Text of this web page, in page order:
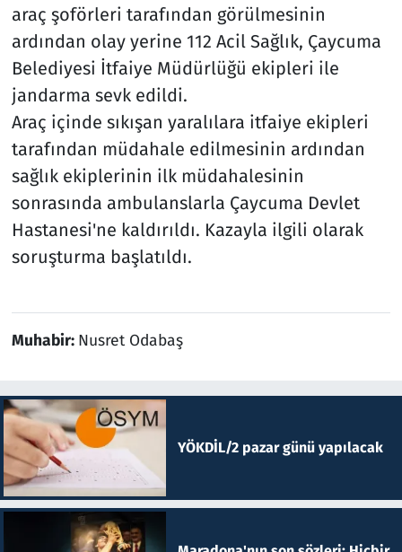
araç şoförleri tarafından görülmesinin
ardından olay yerine 112 Acil Sağlık, Çaycuma
Belediyesi İtfaiye Müdürlüğü ekipleri ile
jandarma sevk edildi.
Araç içinde sıkışan yaralılara itfaiye ekipleri
tarafından müdahale edilmesinin ardından
sağlık ekiplerinin ilk müdahalesinin
sonrasında ambulanslarla Çaycuma Devlet
Hastanesi'ne kaldırıldı. Kazayla ilgili olarak
soruşturma başlatıldı.
Muhabir: Nusret Odabaş
YÖKDİL/2 pazar günü yapılacak